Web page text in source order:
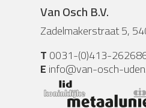
Van Osch B.V.
Zadelmakerstraat 5,
T0031-(0)413-
Einfo@van-osch-